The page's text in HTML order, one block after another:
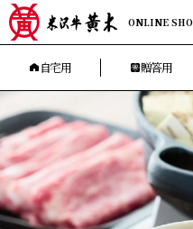
ONLINE
自宅用 贈答用